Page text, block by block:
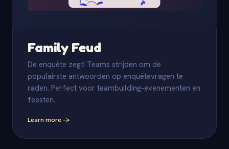
Family Feud
De enquête zegt! Teams strijden om de
populairste antwoorden op enquêtevragen te
raden. Perfect voor teambuilding-evenementen en
feesten.
Learn more -